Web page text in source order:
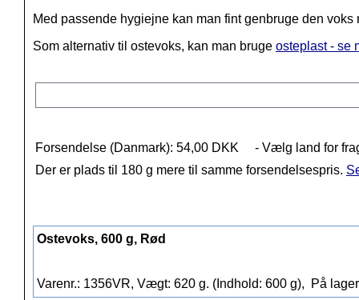
Med passende hygiejne kan man fint genbruge den
Som alternativ til ostevoks, kan man bruge osteplast - se
Forsendelse (Danmark): 54,00 DKK
- Vælg land for
Der er plads til 180 g mere til samme forsendelsespris.
Ostevoks, 600 g, Rød
Varenr.: 1356VR, Vægt: 620 g. (Indhold: 600 g), På lager